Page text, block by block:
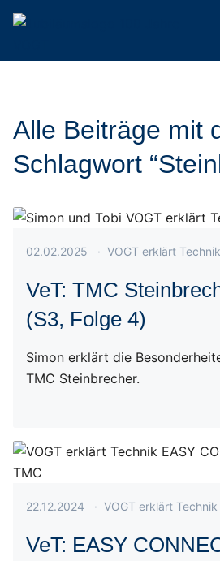
Alle Beiträge mit
Schlagwort
Veröffentlicht am 02.02.2025
02.02.2025 · VOGT erklärt Technik
VeT: TMC
(S3, Folge 4)
Simon erklärt die
TMC Steinbrecher.
Veröffentlicht am 22.12.2024
22.12.2024 · VOGT erklärt Technik
VeT: EASY